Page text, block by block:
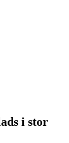
i stor